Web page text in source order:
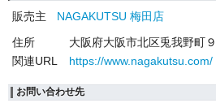
販売主
NAGAKUTSU 梅田店
住所
大阪府大阪市北区兎我野町
関連URL
https://www.nagakutsu.com/
お問い合わせ先